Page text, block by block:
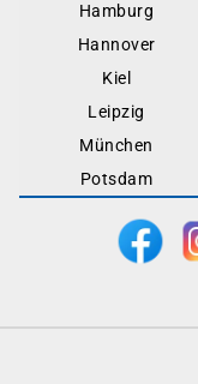
Hamburg
Hannover
Kiel
Leipzig
München
Potsdam